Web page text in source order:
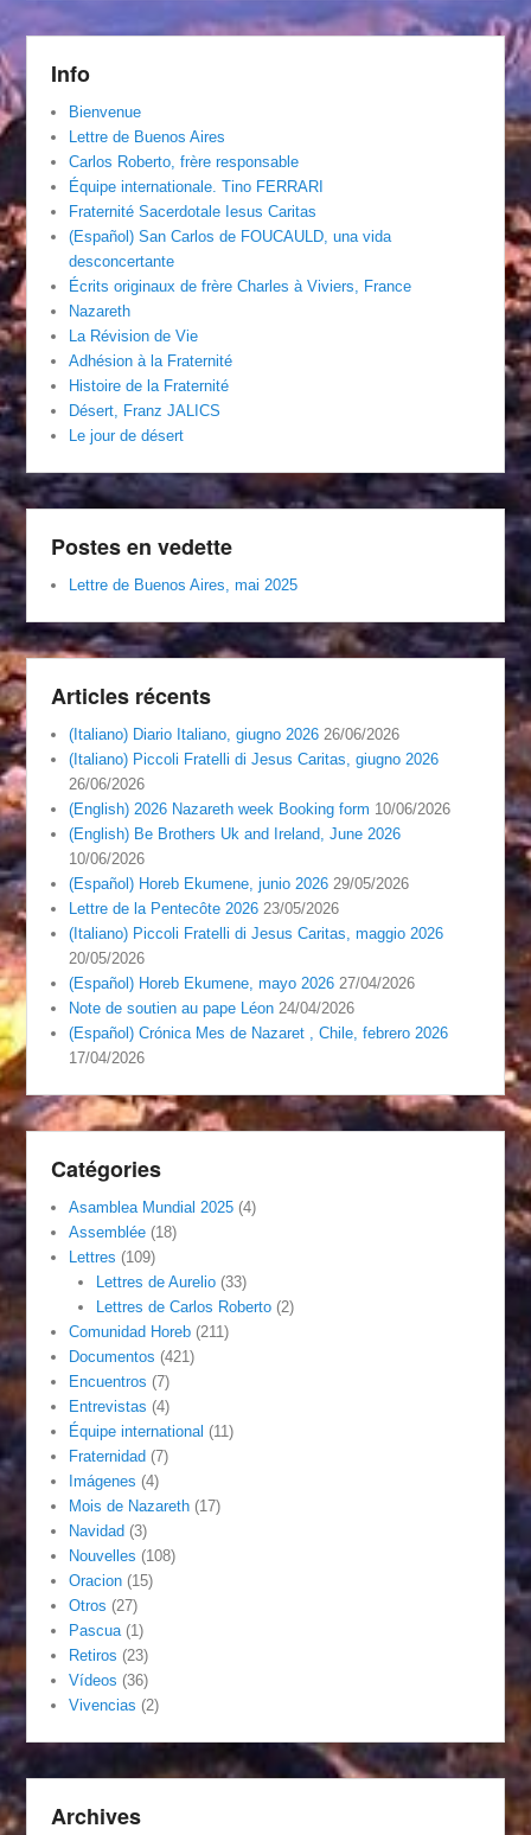
Info
Bienvenue
Lettre de Buenos Aires
Carlos Roberto, frère responsable
Équipe internationale. Tino FERRARI
Fraternité Sacerdotale Iesus Caritas
(Español) San Carlos de FOUCAULD, una vida
desconcertante
Écrits originaux de frère Charles à Viviers, France
Nazareth
La Révision de Vie
Adhésion à la Fraternité
Histoire de la Fraternité
Désert, Franz JALICS
Le jour de désert
Postes en vedette
Lettre de Buenos Aires, mai 2025
Articles récents
(Italiano) Diario Italiano, giugno 2026 26/06/2026
(Italiano) Piccoli Fratelli di Jesus Caritas, giugno 2026
26/06/2026
(English) 2026 Nazareth week Booking form 10/06/2026
(English) Be Brothers Uk and Ireland, June 2026
10/06/2026
(Español) Horeb Ekumene, junio 2026 29/05/2026
Lettre de la Pentecôte 2026 23/05/2026
(Italiano) Piccoli Fratelli di Jesus Caritas, maggio 2026
20/05/2026
(Español) Horeb Ekumene, mayo 2026 27/04/2026
Note de soutien au pape Léon 24/04/2026
(Español) Crónica Mes de Nazaret , Chile, febrero 2026
17/04/2026
Catégories
Asamblea Mundial 2025 (4)
Assemblée (18)
Lettres (109)
Lettres de Aurelio(33)
Lettres de Carlos Roberto(2)
Comunidad Horeb (211)
Documentos (421)
Encuentros (7)
Entrevistas (4)
Équipe international (11)
Fraternidad (7)
Imágenes (4)
Mois de Nazareth (17)
Navidad (3)
Nouvelles (108)
Oracion (15)
Otros (27)
Pascua (1)
Retiros (23)
Vídeos (36)
Vivencias (2)
Archives